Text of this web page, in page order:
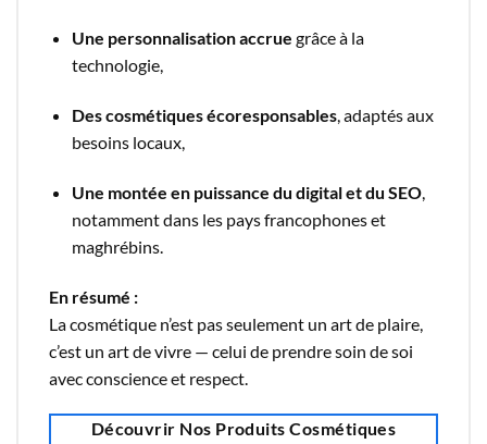
Une personnalisation accrue grâce à la
technologie,
Des cosmétiques écoresponsables, adaptés aux
besoins locaux,
Une montée en puissance du digital et du SEO,
notamment dans les pays francophones et
maghrébins.
En résumé :
La cosmétique n’est pas seulement un art de plaire,
c’est un art de vivre — celui de prendre soin de soi
avec conscience et respect.
Découvrir Nos Produits Cosmétiques